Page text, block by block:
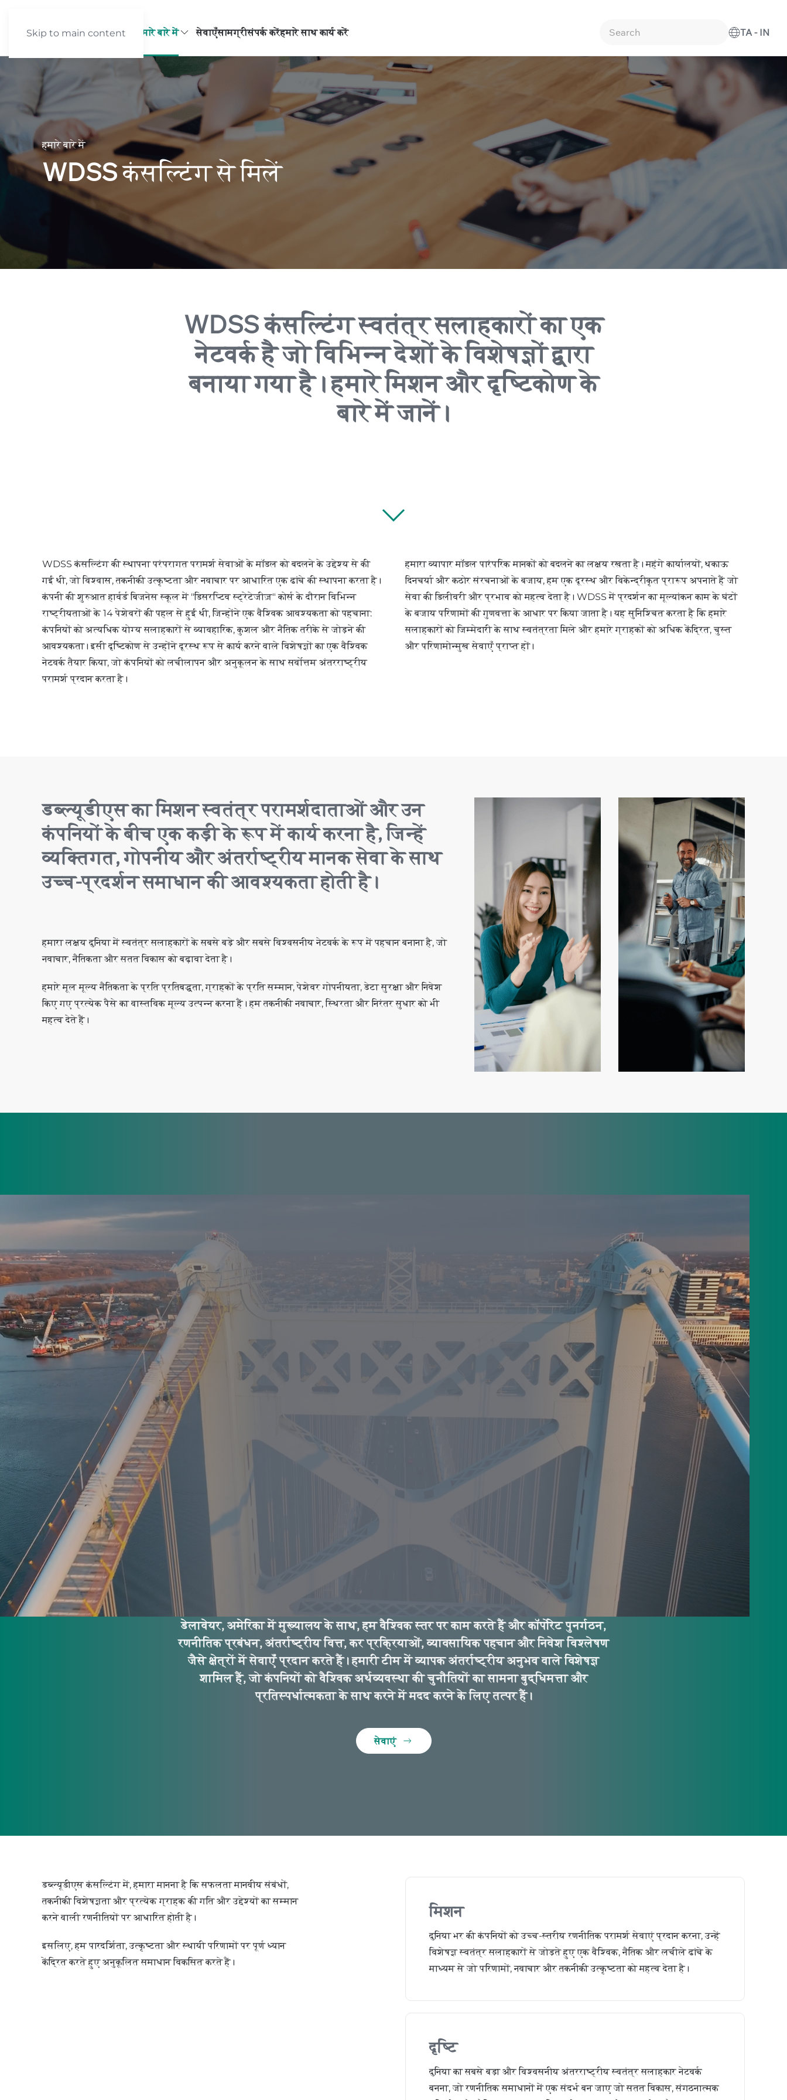
Skip to main content
मुखपृष्ठ हमारे बारे में सेवाएँसामग्रीसंपर्क करेंहमारे साथ कार्य करें
TA - IN
हमारे बारे में
WDSSकंसल्टिंग से मिलें
WDSSकंसल्टिंग स्वतंत्र सलाहकारों का एक
नेटवर्क है जो विभिन्न देशों के विशेषज्ञों द्वारा
बनाया गया है। हमारे मिशन और दृष्टिकोण के
बारे में जानें।
WDSS कंसल्टिंग की स्थापना परंपरागत परामर्श सेवाओं के मॉडल को बदलने के उद्देश्य से की
गई थी, जो विश्वास, तकनीकी उत्कृष्टता और नवाचार पर आधारित एक ढांचे की स्थापना करता है।
कंपनी की शुरुआत हार्वर्ड बिजनेस स्कूल में "डिसरप्टिव स्ट्रेटेजीज़" कोर्स के दौरान विभिन्न
राष्ट्रीयताओं के 14 पेशेवरों की पहल से हुई थी, जिन्होंने एक वैश्विक आवश्यकता को पहचाना:
कंपनियों को अत्यधिक योग्य सलाहकारों से व्यावहारिक, कुशल और नैतिक तरीके से जोड़ने की
आवश्यकता। इसी दृष्टिकोण से उन्होंने दूरस्थ रूप से कार्य करने वाले विशेषज्ञों का एक वैश्विक
नेटवर्क तैयार किया, जो कंपनियों को लचीलापन और अनुकूलन के साथ सर्वोत्तम अंतरराष्ट्रीय
परामर्श प्रदान करता है।
हमारा व्यापार मॉडल पारंपरिक मानकों को बदलने का लक्ष्य रखता है। महंगे कार्यालयों, थकाऊ
दिनचर्या और कठोर संरचनाओं के बजाय, हम एक दूरस्थ और विकेन्द्रीकृत प्रारूप अपनाते हैं जो
सेवा की डिलीवरी और प्रभाव को महत्व देता है। WDSS में प्रदर्शन का मूल्यांकन काम के घंटों
के बजाय परिणामों की गुणवत्ता के आधार पर किया जाता है। यह सुनिश्चित करता है कि हमारे
सलाहकारों को जिम्मेदारी के साथ स्वतंत्रता मिले और हमारे ग्राहकों को अधिक केंद्रित, चुस्त
और परिणामोन्मुख सेवाएँ प्राप्त हों।
डब्ल्यूडीएस का मिशन स्वतंत्र परामर्शदाताओं और उन
कंपनियों के बीच एक कड़ी के रूप में कार्य करना है, जिन्हें
व्यक्तिगत, गोपनीय और अंतर्राष्ट्रीय मानक सेवा के साथ
उच्च-प्रदर्शन समाधान की आवश्यकता होती है।
हमारा लक्ष्य दुनिया में स्वतंत्र सलाहकारों के सबसे बड़े और सबसे विश्वसनीय नेटवर्क के रूप में पहचान बनाना है, जो
नवाचार, नैतिकता और सतत विकास को बढ़ावा देता है।
हमारे मूल मूल्य नैतिकता के प्रति प्रतिबद्धता, ग्राहकों के प्रति सम्मान, पेशेवर गोपनीयता, डेटा सुरक्षा और निवेश
किए गए प्रत्येक पैसे का वास्तविक मूल्य उत्पन्न करना हैं। हम तकनीकी नवाचार, स्थिरता और निरंतर सुधार को भी
महत्व देते हैं।
डेलावेयर, अमेरिका में मुख्यालय के साथ, हम वैश्विक स्तर पर काम करते हैं और कॉर्पोरेट पुनर्गठन,
रणनीतिक प्रबंधन, अंतर्राष्ट्रीय वित्त, कर प्रक्रियाओं, व्यावसायिक पहचान और निवेश विश्लेषण
जैसे क्षेत्रों में सेवाएँ प्रदान करते हैं। हमारी टीम में व्यापक अंतर्राष्ट्रीय अनुभव वाले विशेषज्ञ
शामिल हैं, जो कंपनियों को वैश्विक अर्थव्यवस्था की चुनौतियों का सामना बुद्धिमत्ता और
प्रतिस्पर्धात्मकता के साथ करने में मदद करने के लिए तत्पर हैं।
सेवाएं
डब्ल्यूडीएस कंसल्टिंग में, हमारा मानना है कि सफलता मानवीय संबंधों,
तकनीकी विशेषज्ञता और प्रत्येक ग्राहक की गति और उद्देश्यों का सम्मान
करने वाली रणनीतियों पर आधारित होती है।
इसलिए, हम पारदर्शिता, उत्कृष्टता और स्थायी परिणामों पर पूर्ण ध्यान
केंद्रित करते हुए अनुकूलित समाधान विकसित करते हैं।
मिशन
दुनिया भर की कंपनियों को उच्च-स्तरीय रणनीतिक परामर्श सेवाएं प्रदान करना, उन्हें
विशेषज्ञ स्वतंत्र सलाहकारों से जोड़ते हुए एक वैश्विक, नैतिक और लचीले ढांचे के
माध्यम से जो परिणामों, नवाचार और तकनीकी उत्कृष्टता को महत्व देता है।
दृष्टि
दुनिया का सबसे बड़ा और विश्वसनीय अंतरराष्ट्रीय स्वतंत्र सलाहकार नेटवर्क
बनना, जो रणनीतिक समाधानों में एक संदर्भ बन जाए जो सतत विकास, संगठनात्मक